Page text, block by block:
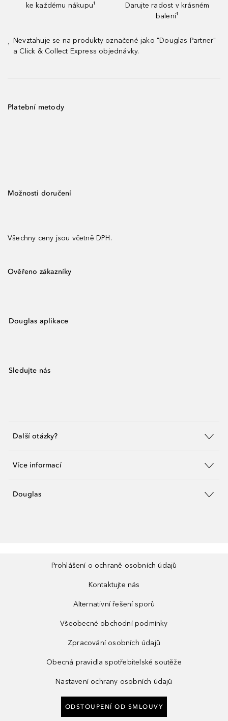
ke každému nákupu¹
Darujte radost v krásném
balení¹
¹
Nevztahuje se na produkty označené jako "Douglas Partner"
a Click & Collect Express objednávky.
Platební metody
Možnosti doručení
Všechny ceny jsou včetně DPH.
Ověřeno zákazníky
Douglas aplikace
Sledujte nás
Další otázky?
Více informací
Douglas
Prohlášení o ochraně osobních údajů
Kontaktujte nás
Alternativní řešení sporů
Všeobecné obchodní podmínky
Zpracování osobních údajů
Obecná pravidla spotřebitelské soutěže
Nastavení ochrany osobních údajů
ODSTOUPENÍ OD SMLOUVY